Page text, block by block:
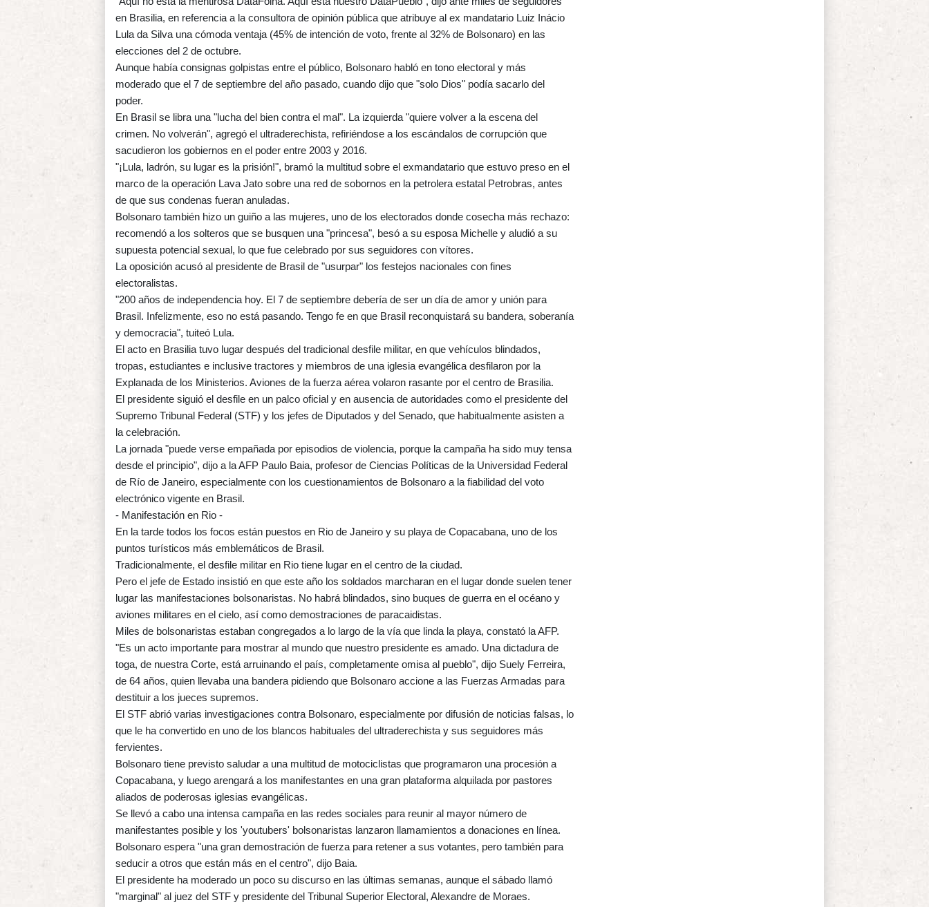
en Brasilia, en referencia a la consultora de opinión pública que atribuye al ex mandatario Luiz Inácio
Lula da Silva una cómoda ventaja (45% de intención de voto, frente al 32% de Bolsonaro) en las
elecciones del 2 de octubre.
Aunque había consignas golpistas entre el público, Bolsonaro habló en tono electoral y más
moderado que el 7 de septiembre del año pasado, cuando dijo que "solo Dios" podía sacarlo del
poder.
En Brasil se libra una "lucha del bien contra el mal". La izquierda "quiere volver a la escena del
crimen. No volverán", agregó el ultraderechista, refiriéndose a los escándalos de corrupción que
sacudieron los gobiernos en el poder entre 2003 y 2016.
"¡Lula, ladrón, su lugar es la prisión!", bramó la multitud sobre el exmandatario que estuvo preso en el
marco de la operación Lava Jato sobre una red de sobornos en la petrolera estatal Petrobras, antes
de que sus condenas fueran anuladas.
Bolsonaro también hizo un guiño a las mujeres, uno de los electorados donde cosecha más rechazo:
recomendó a los solteros que se busquen una "princesa", besó a su esposa Michelle y aludió a su
supuesta potencial sexual, lo que fue celebrado por sus seguidores con vítores.
La oposición acusó al presidente de Brasil de "usurpar" los festejos nacionales con fines
electoralistas.
"200 años de independencia hoy. El 7 de septiembre debería de ser un día de amor y unión para
Brasil. Infelizmente, eso no está pasando. Tengo fe en que Brasil reconquistará su bandera, soberanía
y democracia", tuiteó Lula.
El acto en Brasilia tuvo lugar después del tradicional desfile militar, en que vehículos blindados,
tropas, estudiantes e inclusive tractores y miembros de una iglesia evangélica desfilaron por la
Explanada de los Ministerios. Aviones de la fuerza aérea volaron rasante por el centro de Brasilia.
El presidente siguió el desfile en un palco oficial y en ausencia de autoridades como el presidente del
Supremo Tribunal Federal (STF) y los jefes de Diputados y del Senado, que habitualmente asisten a
la celebración.
La jornada "puede verse empañada por episodios de violencia, porque la campaña ha sido muy tensa
desde el principio", dijo a la AFP Paulo Baia, profesor de Ciencias Políticas de la Universidad Federal
de Río de Janeiro, especialmente con los cuestionamientos de Bolsonaro a la fiabilidad del voto
electrónico vigente en Brasil.
- Manifestación en Rio -
En la tarde todos los focos están puestos en Rio de Janeiro y su playa de Copacabana, uno de los
puntos turísticos más emblemáticos de Brasil.
Tradicionalmente, el desfile militar en Rio tiene lugar en el centro de la ciudad.
Pero el jefe de Estado insistió en que este año los soldados marcharan en el lugar donde suelen tener
lugar las manifestaciones bolsonaristas. No habrá blindados, sino buques de guerra en el océano y
aviones militares en el cielo, así como demostraciones de paracaidistas.
Miles de bolsonaristas estaban congregados a lo largo de la vía que linda la playa, constató la AFP.
"Es un acto importante para mostrar al mundo que nuestro presidente es amado. Una dictadura de
toga, de nuestra Corte, está arruinando el país, completamente omisa al pueblo", dijo Suely Ferreira,
de 64 años, quien llevaba una bandera pidiendo que Bolsonaro accione a las Fuerzas Armadas para
destituir a los jueces supremos.
El STF abrió varias investigaciones contra Bolsonaro, especialmente por difusión de noticias falsas, lo
que le ha convertido en uno de los blancos habituales del ultraderechista y sus seguidores más
fervientes.
Bolsonaro tiene previsto saludar a una multitud de motociclistas que programaron una procesión a
Copacabana, y luego arengará a los manifestantes en una gran plataforma alquilada por pastores
aliados de poderosas iglesias evangélicas.
Se llevó a cabo una intensa campaña en las redes sociales para reunir al mayor número de
manifestantes posible y los 'youtubers' bolsonaristas lanzaron llamamientos a donaciones en línea.
Bolsonaro espera "una gran demostración de fuerza para retener a sus votantes, pero también para
seducir a otros que están más en el centro", dijo Baia.
El presidente ha moderado un poco su discurso en las últimas semanas, aunque el sábado llamó
"marginal" al juez del STF y presidente del Tribunal Superior Electoral, Alexandre de Moraes.